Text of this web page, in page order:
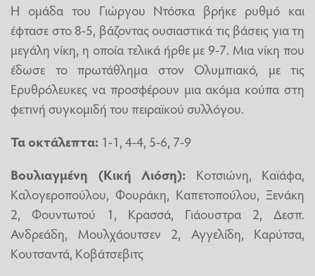
Η ομάδα του Γιώργου Ντόσκα βρήκε ρυθμό και
έφτασε στο 8-5, βάζοντας ουσιαστικά τις βάσεις για τη
μεγάλη νίκη, η οποία τελικά ήρθε με 9-7. Μια νίκη που
έδωσε το πρωτάθλημα στον Ολυμπιακό, με τις
Ερυθρόλευκες να προσφέρουν μια ακόμα κούπα στη
φετινή συγκομιδή του πειραϊκού συλλόγου.
Τα οκτάλεπτα: 1-1, 4-4, 5-6, 7-9
Βουλιαγμένη (Κική Λιόση): Κοτσιώνη, Καϊάφα,
Καλογεροπούλου, Φουράκη, Καπετοπούλου, Ξενάκη
2, Φουντωτού 1, Κρασσά, Γιάουστρα 2, Δεσπ.
Ανδρεάδη, Μουλχάουτσεν 2, Αγγελίδη, Καρύτσα,
Κουτσαντά, Κοβάτσεβιτς